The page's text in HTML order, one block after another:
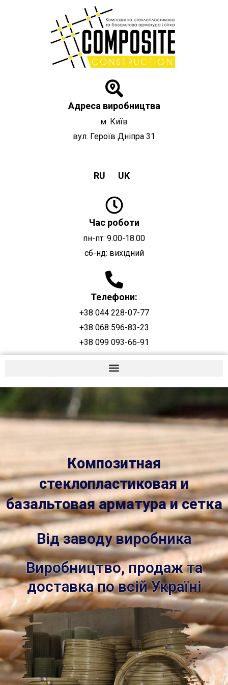
Адреса виробництва
м. Київ
вул. Героїв Дніпра 31
RU UK
Час роботи
пн-пт: 9.00-18.00
сб-нд: вихідний
Телефони:
+38 044 228-07-77
+38 068 596-83-23
+38 099 093-66-91
Композитная
стеклопластиковая и
базальтовая арматура и сетка
Від заводу виробника
Виробництво, продаж та
доставка по всій Україні